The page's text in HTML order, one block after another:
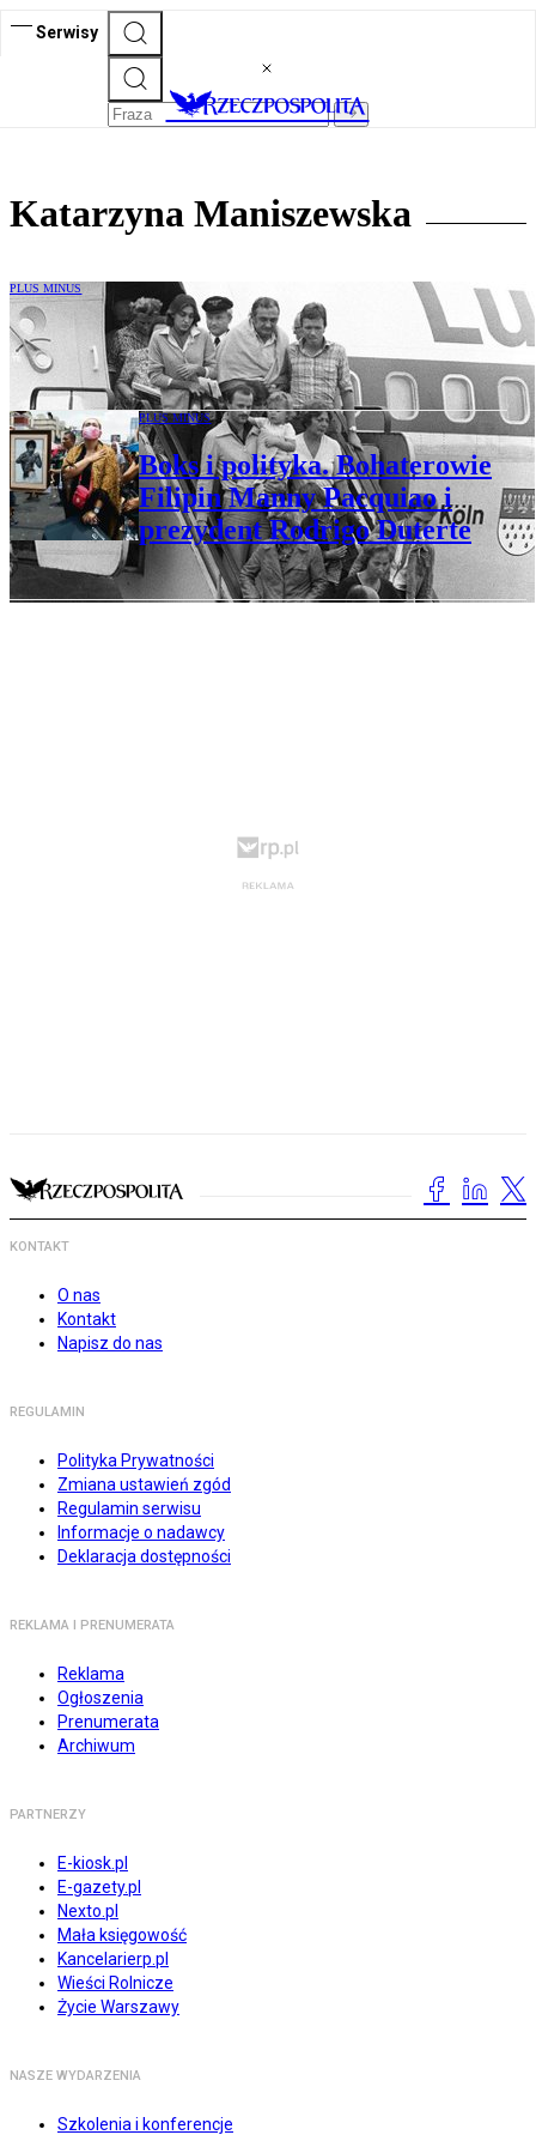
Serwisy
Katarzyna Maniszewska
PLUS MINUS
RAF. Niemieckie początki globalnego
terroryzmu
PLUS MINUS
Boks i polityka. Bohaterowie
Filipin Manny Pacquiao i
prezydent Rodrigo Duterte
KONTAKT
O nas
Kontakt
Napisz do nas
REGULAMIN
Polityka Prywatności
Zmiana ustawień zgód
Regulamin serwisu
Informacje o nadawcy
Deklaracja dostępności
REKLAMA I PRENUMERATA
Reklama
Ogłoszenia
Prenumerata
Archiwum
PARTNERZY
E-kiosk.pl
E-gazety.pl
Nexto.pl
Mała księgowość
Kancelarierp.pl
Wieści Rolnicze
Życie Warszawy
NASZE WYDARZENIA
Szkolenia i konferencje